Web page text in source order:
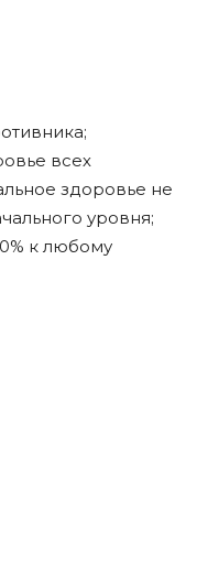
всех
здоровье не
уровня;
к любому